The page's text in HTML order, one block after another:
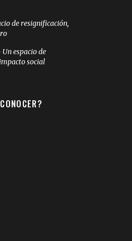
de resignificación,
espacio de
social